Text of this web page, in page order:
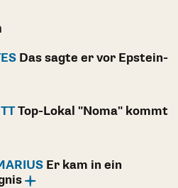
Das sagte er vor Epstein-
Top-Lokal "Noma" kommt
Er kam in ein